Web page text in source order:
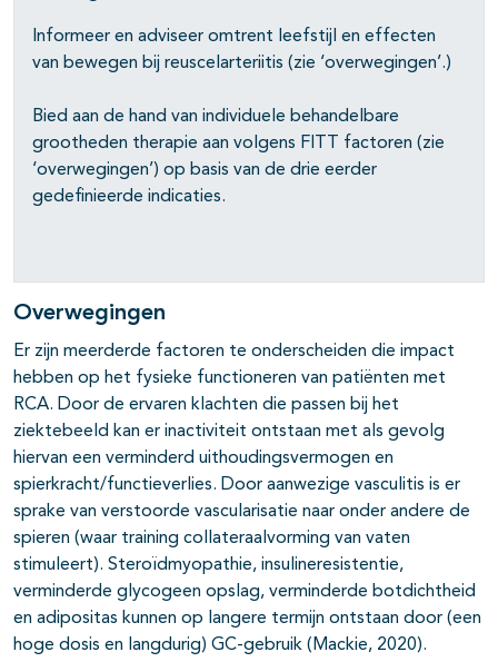
Informeer en adviseer omtrent leefstijl en effecten
van bewegen bij reuscelarteriitis (zie ‘overwegingen’.)
Bied aan de hand van individuele behandelbare
grootheden therapie aan volgens FITT factoren (zie
‘overwegingen’) op basis van de drie eerder
gedefinieerde indicaties.
Overwegingen
Er zijn meerderde factoren te onderscheiden die impact
hebben op het fysieke functioneren van patiënten met
RCA. Door de ervaren klachten die passen bij het
ziektebeeld kan er inactiviteit ontstaan met als gevolg
hiervan een verminderd uithoudingsvermogen en
spierkracht/functieverlies. Door aanwezige vasculitis is er
sprake van verstoorde vascularisatie naar onder andere de
spieren (waar training collateraalvorming van vaten
stimuleert). Steroïdmyopathie, insulineresistentie,
verminderde glycogeen opslag, verminderde botdichtheid
en adipositas kunnen op langere termijn ontstaan door (een
hoge dosis en langdurig) GC-gebruik (Mackie, 2020).